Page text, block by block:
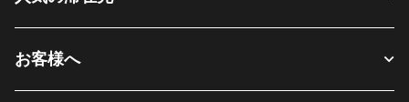
お客様へ